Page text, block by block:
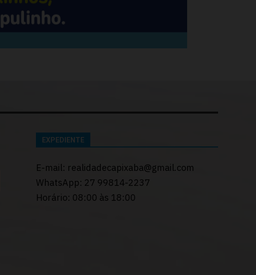
EXPEDIENTE
E-mail: realidadecapixaba@gmail.com
WhatsApp: 27 99814-2237
Horário: 08:00 às 18:00